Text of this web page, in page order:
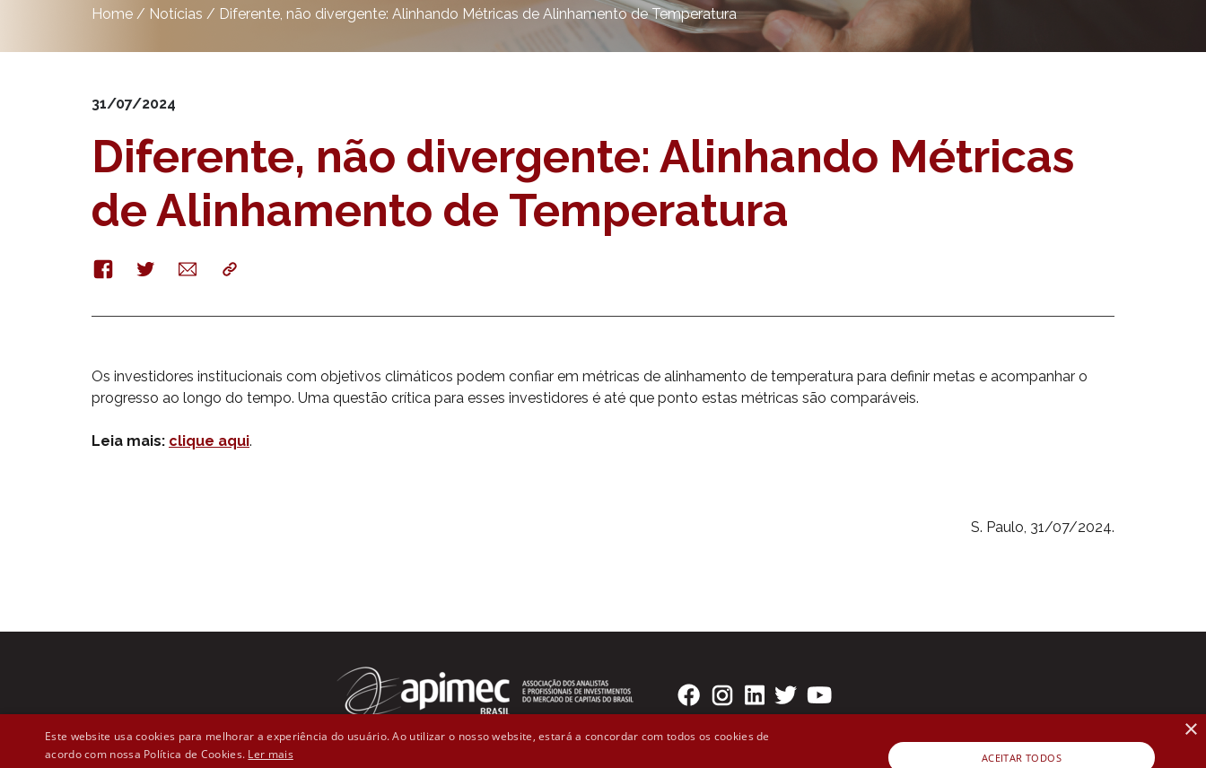
Home / Notícias / Diferente, não divergente: Alinhando Métricas de Alinhamento de Temperatura
31/07/2024
Diferente, não divergente: Alinhando Métricas
de Alinhamento de Temperatura
FacebookTwitterE-
mail
Copy
Os investidores institucionais com objetivos climáticos podem confiar em métricas de alinhamento de temperatura para definir metas e acompanhar o
progresso ao longo do tempo. Uma questão crítica para esses investidores é até que ponto estas métricas são comparáveis.
Leia mais: clique aqui.
S. Paulo, 31/07/2024.
×
Este website usa cookies para melhorar a experiência do usuário. Ao utilizar o nosso website, estará a concordar com todos os cookies de
acordo com nossa Política de Cookies. Ler mais ACEITAR TODOS